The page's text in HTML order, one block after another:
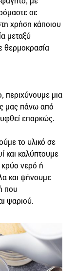
σε
χρήση κάποιου
μεταξύ
θερμοκρασία
περιχύνουμε μια
μας πάνω από
επαρκώς.
το υλικό σε
καλύπτουμε
κρύο νερό ή
και ψήνουμε
που
ψαριού.